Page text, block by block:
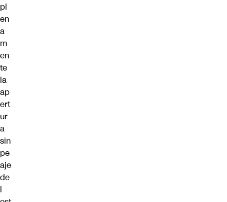
pl
en
a
m
en
te
la
ap
ert
ur
a
sin
pe
aje
de
l